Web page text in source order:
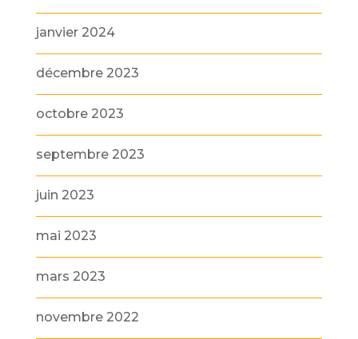
janvier 2024
décembre 2023
octobre 2023
septembre 2023
juin 2023
mai 2023
mars 2023
novembre 2022